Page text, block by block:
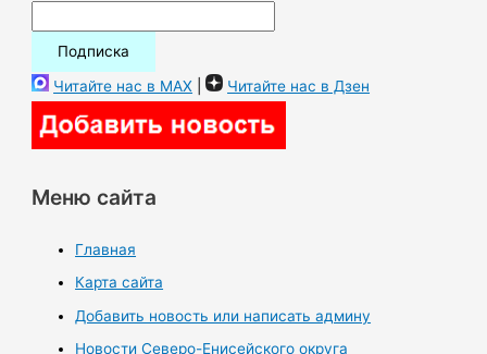
Читайте нас в MAX | Читайте нас в Дзен
Меню сайта
Главная
Карта сайта
Добавить новость или написать админу
Новости Северо-Енисейского округа